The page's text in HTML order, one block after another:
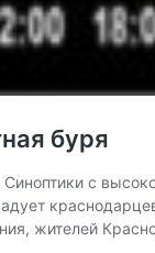
буря
с
жителей